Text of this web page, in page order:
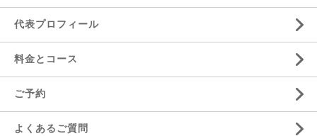
代表プロフィール
料金とコース
ご予約
よくあるご質問